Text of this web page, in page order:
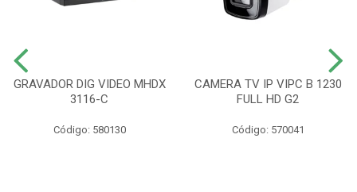
GRAVADOR DIG VIDEO MHDX
3116-C
Código: 580130
CAMERA TV IP VIPC B 1230
FULL HD G2
Código: 570041